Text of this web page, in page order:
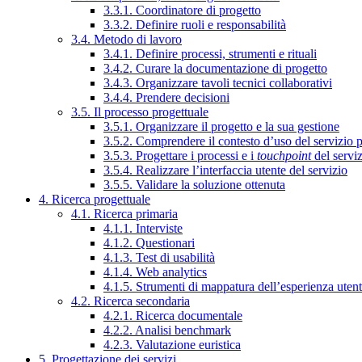
3.3.1. Coordinatore di progetto
3.3.2. Definire ruoli e responsabilità
3.4. Metodo di lavoro
3.4.1. Definire processi, strumenti e rituali
3.4.2. Curare la documentazione di progetto
3.4.3. Organizzare tavoli tecnici collaborativi
3.4.4. Prendere decisioni
3.5. Il processo progettuale
3.5.1. Organizzare il progetto e la sua gestione
3.5.2. Comprendere il contesto d’uso del servizio
3.5.3. Progettare i processi e i touchpointdel
3.5.4. Realizzare l’interfaccia utente del servizio
3.5.5. Validare la soluzione ottenuta
4. Ricerca progettuale
4.1. Ricerca primaria
4.1.1. Interviste
4.1.2. Questionari
4.1.3. Test di usabilità
4.1.4. Web analytics
4.1.5. Strumenti di mappatura dell’esperienza
4.2. Ricerca secondaria
4.2.1. Ricerca documentale
4.2.2. Analisi benchmark
4.2.3. Valutazione euristica
5. Progettazione dei servizi